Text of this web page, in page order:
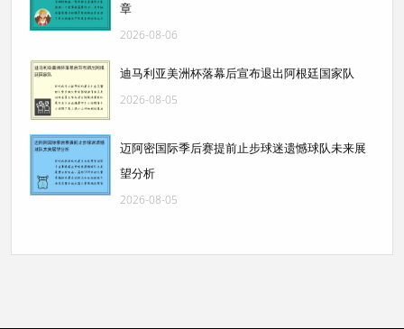
章
2026-08-06
迪马利亚美洲杯落幕后宣布退出阿根廷国家队
2026-08-05
迈阿密国际季后赛提前止步球迷遗憾球队未来展
望分析
2026-08-05